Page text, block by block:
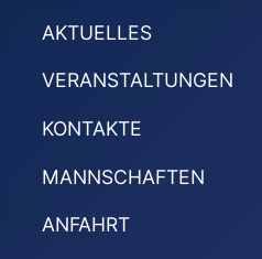
AKTUELLES
VERANSTALTUNGEN
KONTAKTE
MANNSCHAFTEN
ANFAHRT